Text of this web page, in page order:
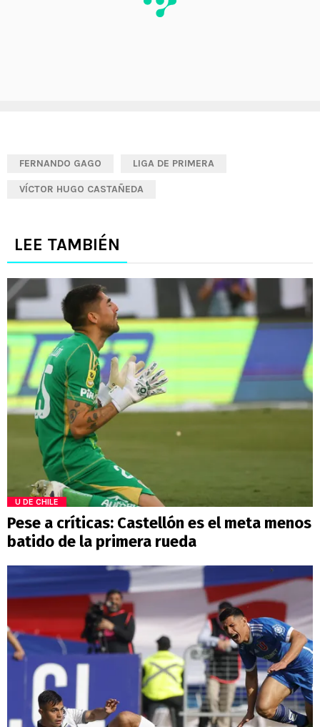
FERNANDO GAGO LIGA DE PRIMERA
VÍCTOR HUGO CASTAÑEDA
LEE TAMBIÉN
U DE CHILE
Pese a críticas: Castellón es el meta menos
batido de la primera rueda